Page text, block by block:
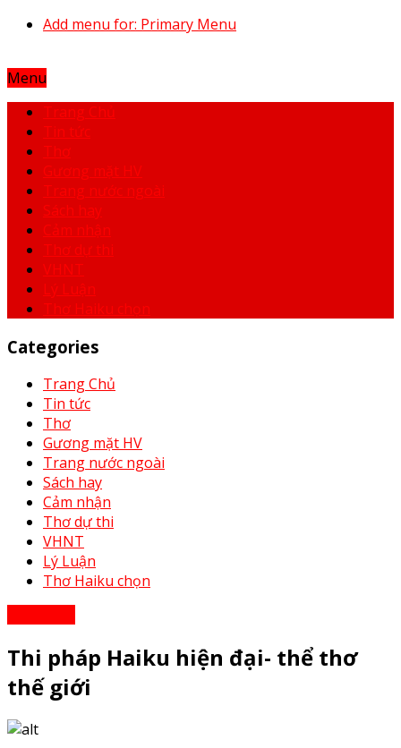
Add menu for: Primary Menu
Menu
Trang Chủ
Tin tức
Thơ
Gương mặt HV
Trang nước ngoài
Sách hay
Cảm nhận
Thơ dự thi
VHNT
Lý Luận
Thơ Haiku chọn
Categories
Trang Chủ
Tin tức
Thơ
Gương mặt HV
Trang nước ngoài
Sách hay
Cảm nhận
Thơ dự thi
VHNT
Lý Luận
Thơ Haiku chọn
Thi pháp Haiku hiện đại- thể thơ
thế giới